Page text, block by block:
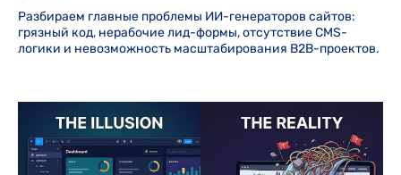
Разбираем главные проблемы ИИ-генераторов сайтов:
грязный код, нерабочие лид-формы, отсутствие CMS-
логики и невозможность масштабирования B2B-проектов.